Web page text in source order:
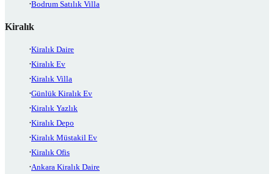
Bodrum Satılık Villa
Kiralık
Kiralık Daire
Kiralık Ev
Kiralık Villa
Günlük Kiralık Ev
Kiralık Yazlık
Kiralık Depo
Kiralık Müstakil Ev
Kiralık Ofis
Ankara Kiralık Daire